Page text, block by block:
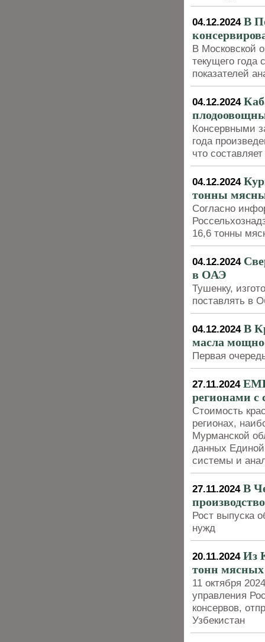
04.12.2024 В
В Московской
текущего года
показателей
04.12.2024
Консервными
года
что
04.12.2024
тонны
Согласно
16,6 тонны
04.12.2024
в ОАЭ
Тушенку,
поставлять в
04.12.2024 В
масла
Первая
27.11.2024
регионами с
Стоимость
регионах,
Мурманской
данных
системы и
27.11.2024 В
Рост выпуска
нужд
20.11.2024 Из
тонн мясных
11 октября
управления
консервов,
Узбекистан